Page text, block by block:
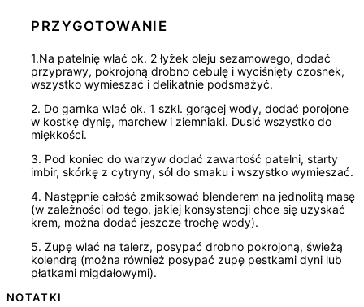
PRZYGOTOWANIE
1.Na patelnię wlać ok. 2 łyżek oleju sezamowego, dodać
przyprawy, pokrojoną drobno cebulę i wyciśnięty czosnek,
wszystko wymieszać i delikatnie podsmażyć.
2. Do garnka wlać ok. 1 szkl. gorącej wody, dodać porojone
w kostkę dynię, marchew i ziemniaki. Dusić wszystko do
miękkości.
3. Pod koniec do warzyw dodać zawartość patelni, starty
imbir, skórkę z cytryny, sól do smaku i wszystko wymieszać.
4. Następnie całość zmiksować blenderem na jednolitą masę
(w zależności od tego, jakiej konsystencji chce się uzyskać
krem, można dodać jeszcze trochę wody).
5. Zupę wlać na talerz, posypać drobno pokrojoną, świeżą
kolendrą (można również posypać zupę pestkami dyni lub
płatkami migdałowymi).
NOTATKI